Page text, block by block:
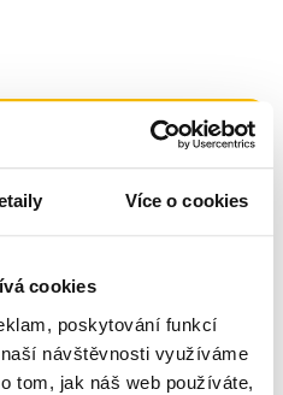
Více o cookies
cookies
poskytování funkcí
návštěvnosti využíváme
tom, jak náš web používáte,
našeho
přinášíme
a mějte tak
a